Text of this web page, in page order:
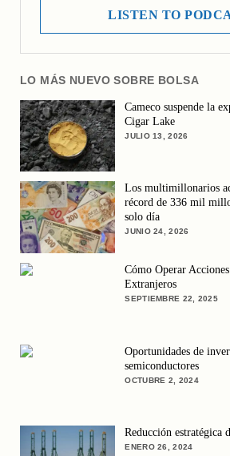
LISTEN TO
LO MÁS NUEVO SOBRE BOLSA
Cameco suspende la
Cigar Lake
JULIO 13, 2026
Los multimillonarios
récord de 336 mil
solo día
JUNIO 24, 2026
Cómo Operar
Extranjeros
SEPTIEMBRE 22, 2025
Oportunidades de
semiconductores
OCTUBRE 2, 2024
Reducción estratégica
ENERO 26, 2024